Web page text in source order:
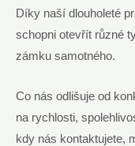
Díky naší dlouholeté
schopni otevřít různé
zámku samotného.
Co nás odlišuje od
na rychlosti,
kdy nás kontaktujete,